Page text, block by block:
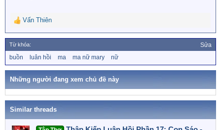
R
e
a
c
t
o
s
Vấn Thiên
Từ khóa: Sửa
ừ
k
buồn luân hồi ma ma nữ mary nữ
Những người đang xem chủ đề này
Similar threads